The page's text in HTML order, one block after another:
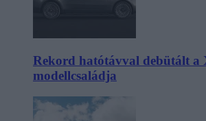
Rekord hatótávval debütált a
modellcsaládja